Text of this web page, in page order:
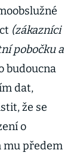
(zákazníci
pobočku a
budoucna
dat,
že se
o
mu předem